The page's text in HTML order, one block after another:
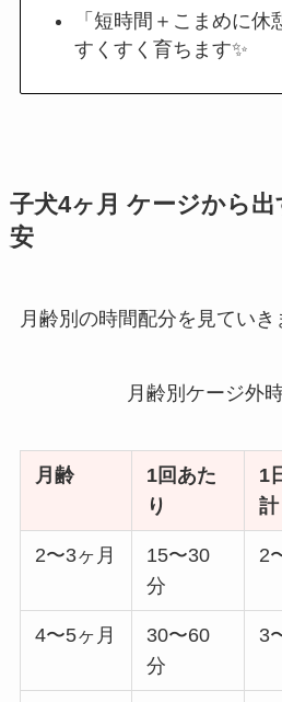
「短時間＋こまめに休
すくすく育ちます✨
子犬4ヶ月 ケージから出
安
月齢別の時間配分を見ていき
月齢別ケージ外
月齢
1回あた
り
1
計
2〜3ヶ月
15〜30
分
2
4〜5ヶ月
30〜60
分
3